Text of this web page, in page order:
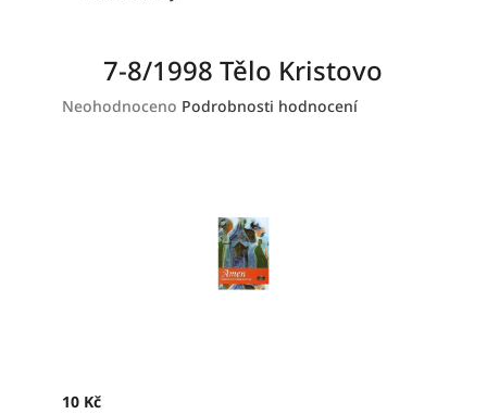
7-8/1998 Tělo Kristovo
Průměrné
Neohodnoceno Podrobnosti hodnocení
10 Kč